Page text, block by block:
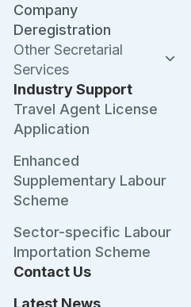
Company
Deregistration
Other Secretarial
Services
Industry Support
Travel Agent License
Application
Enhanced
Supplementary Labour
Scheme
Sector-specific Labour
Importation Scheme
Contact Us
Latest News